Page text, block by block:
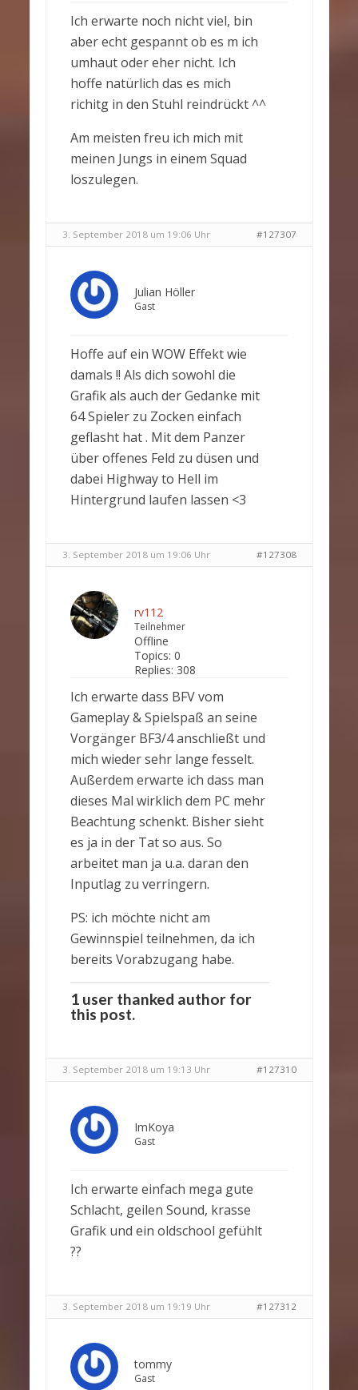
Ich erwarte noch nicht viel, bin
aber echt gespannt ob es m ich
umhaut oder eher nicht. Ich
hoffe natürlich das es mich
richitg in den Stuhl reindrückt ^^
Am meisten freu ich mich mit
meinen Jungs in einem Squad
loszulegen.
3. September 2018 um 19:06 Uhr #127307
Julian Höller
Gast
Hoffe auf ein WOW Effekt wie
damals !! Als dich sowohl die
Grafik als auch der Gedanke mit
64 Spieler zu Zocken einfach
geflasht hat . Mit dem Panzer
über offenes Feld zu düsen und
dabei Highway to Hell im
Hintergrund laufen lassen <3
3. September 2018 um 19:06 Uhr #127308
rv112
Teilnehmer
Offline
Topics: 0
Replies: 308
Ich erwarte dass BFV vom
Gameplay & Spielspaß an seine
Vorgänger BF3/4 anschließt und
mich wieder sehr lange fesselt.
Außerdem erwarte ich dass man
dieses Mal wirklich dem PC mehr
Beachtung schenkt. Bisher sieht
es ja in der Tat so aus. So
arbeitet man ja u.a. daran den
Inputlag zu verringern.
PS: ich möchte nicht am
Gewinnspiel teilnehmen, da ich
bereits Vorabzugang habe.
1 user thanked author for
this post.
3. September 2018 um 19:13 Uhr #127310
ImKoya
Gast
Ich erwarte einfach mega gute
Schlacht, geilen Sound, krasse
Grafik und ein oldschool gefühlt
??
3. September 2018 um 19:19 Uhr #127312
tommy
Gast